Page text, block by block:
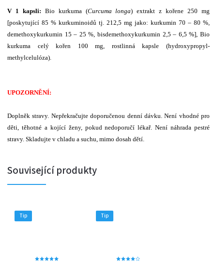
V 1 kapsli: Bio kurkuma (Curcuma longa) extrakt z kořene 250 mg
[poskytující 85 % kurkuminoidů tj. 212,5 mg jako: kurkumin 70 – 80 %,
demethoxykurkumin 15 – 25 %, bisdemethoxykurkumin 2,5 – 6,5 %], Bio
kurkuma celý kořen 100 mg, rostlinná kapsle (hydroxypropyl-
methylcelulóza).
UPOZORNĚNÍ:
Doplněk stravy. Nepřekračujte doporučenou denní dávku. Není vhodné pro
děti, těhotné a kojící ženy, pokud nedoporučí lékař. Není náhrada pestré
stravy. Skladujte v chladu a suchu, mimo dosah dětí.
Související produkty
Tip Tip